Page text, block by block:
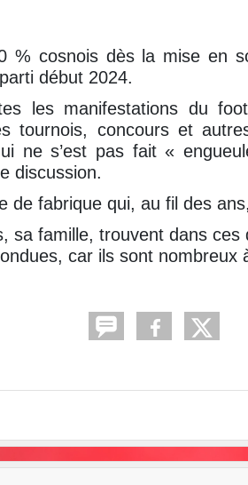
cosnois dès la mise en
début 2024.
les manifestations du
tournois, concours et
ne s’est pas fait «
discussion.
de fabrique qui, au fil des
sa famille, trouvent dans
car ils sont